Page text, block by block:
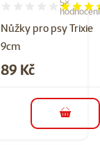
Nůžky pro psy Trixie
9cm
Hodnocení 68%,hodnocení
Cena
89 Kč
do